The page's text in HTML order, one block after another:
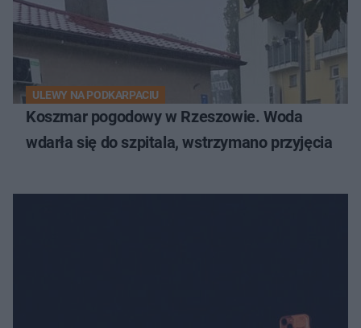
ULEWY NA PODKARPACIU
Koszmar pogodowy w Rzeszowie. Woda
wdarła się do szpitala, wstrzymano przyjęcia